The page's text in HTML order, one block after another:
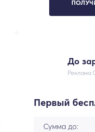
До
Реклама
Первый
Сумма до: